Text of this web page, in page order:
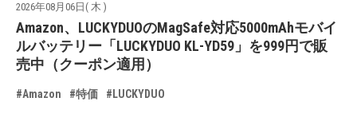
2026年08月06日( 木 )
Amazon、LUCKYDUOのMagSafe対応5000mAhモバイ
ルバッテリー「LUCKYDUO KL-YD59」を999円で販
売中（クーポン適用）
#Amazon #特価 #LUCKYDUO